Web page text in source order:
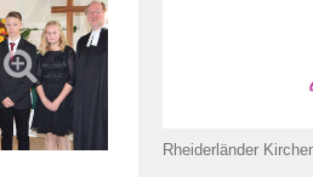
Rheiderländer